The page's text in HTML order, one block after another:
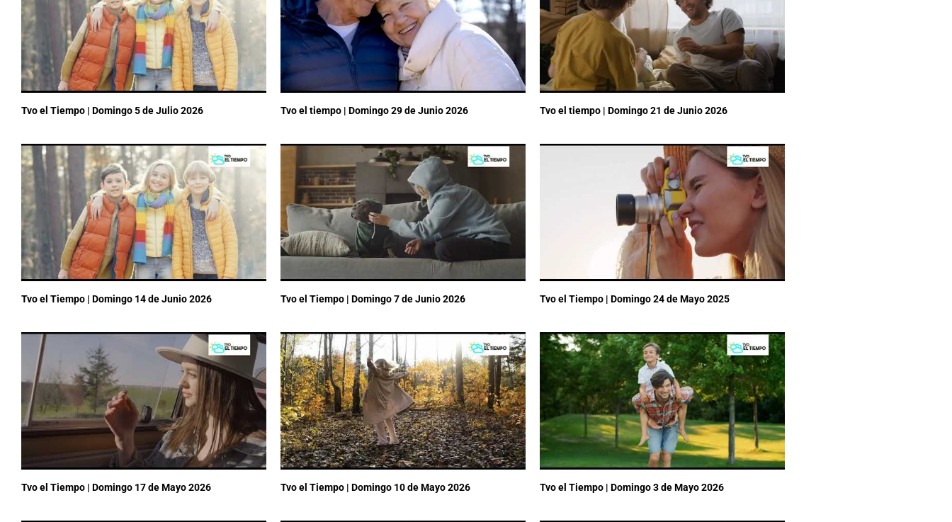
Tvo el Tiempo | Domingo 5 de Julio 2026 Tvo el tiempo | Domingo 29 de Junio 2026 Tvo el tiempo | Domingo 21 de Junio 2026
Tvo el Tiempo | Domingo 14 de Junio 2026 Tvo el Tiempo | Domingo 7 de Junio 2026 Tvo el Tiempo | Domingo 24 de Mayo 2025
Tvo el Tiempo | Domingo 17 de Mayo 2026 Tvo el Tiempo | Domingo 10 de Mayo 2026 Tvo el Tiempo | Domingo 3 de Mayo 2026